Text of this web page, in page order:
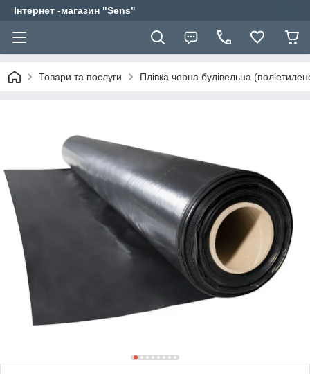
Інтернет -магазин "Sens"
Товари та послуги Плівка чорна будівельна